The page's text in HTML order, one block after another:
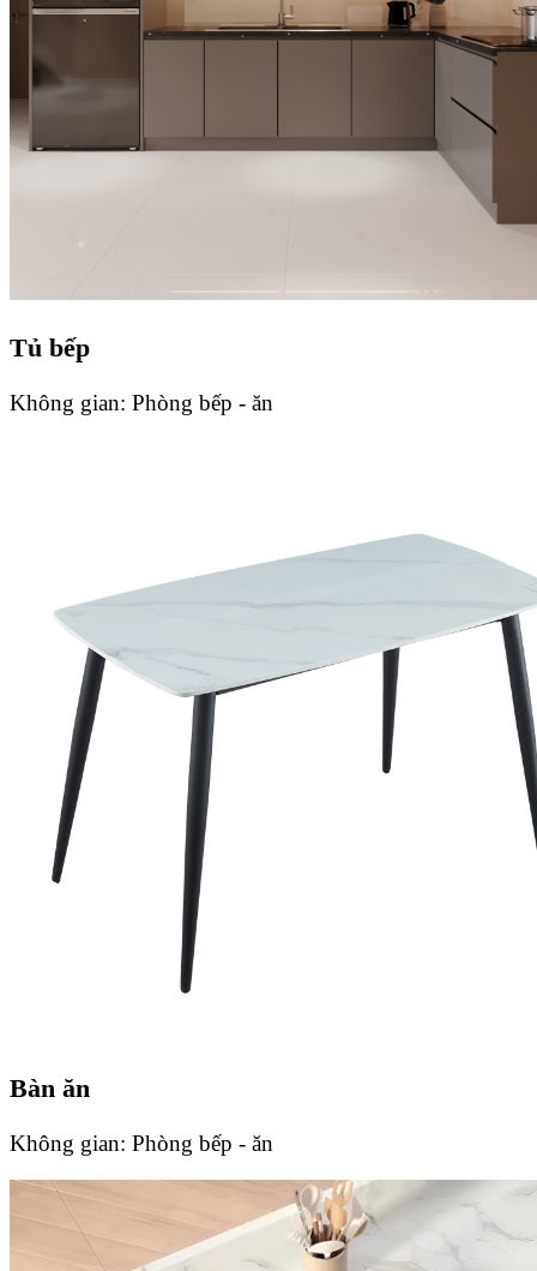
Tủ bếp
Không gian: Phòng bếp - ăn
Bàn ăn
Không gian: Phòng bếp - ăn